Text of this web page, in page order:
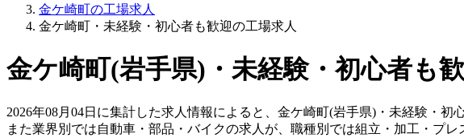
金ケ崎町の工場求人
金ケ崎町・未経験・初心者も歓迎の工場求人
金ケ崎町(岩手県)・未経験・初心者も
2026年08月04日に集計した求人情報によると、金ケ崎町(岩手県)・未経験・初
また業界別では自動車・部品・バイクの求人が、職種別では組立・加工・プレ